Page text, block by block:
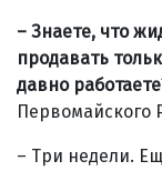
– Знаете, что
продавать
давно
Первомайского
– Три недели.